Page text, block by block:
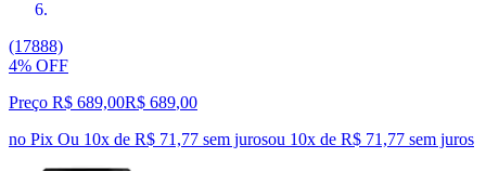
(17888)
4% OFF
Preço R$ 689,00R$ 689,00
no Pix Ou 10x de R$ 71,77 sem jurosou 10x de R$ 71,77 sem juros